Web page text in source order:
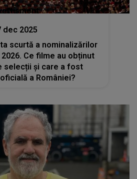
dec 2025
scurtă a nominalizărilor
Ce filme au obținut
selecții și care a fost
a României?